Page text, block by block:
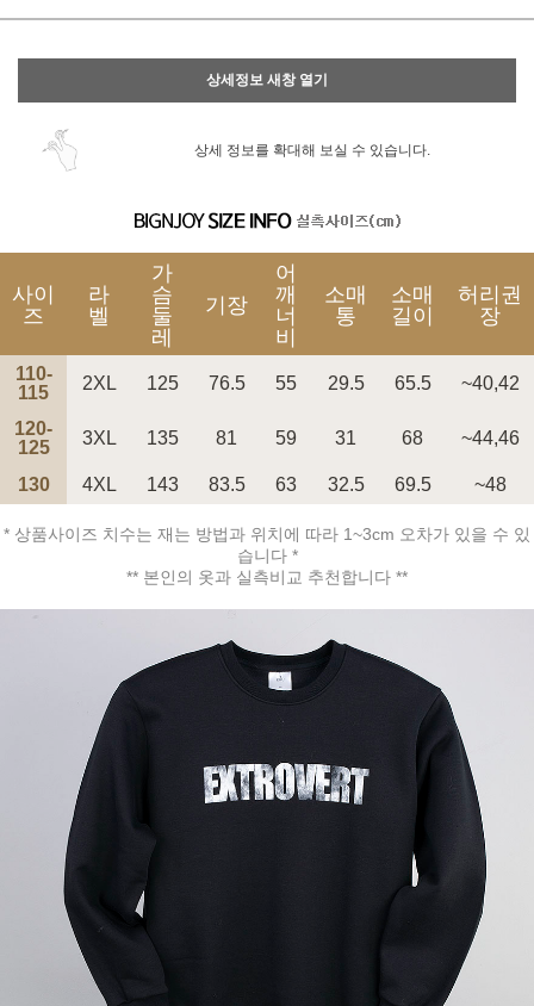
상세정보 새창 열기
상세 정보를 확대해 보실 수 있습니다.
사이
즈
라
벨
가
슴
둘
레
기장
어
깨
너
비
소매
통
소매
길이
허리권
장
110-
115
2XL 125 76.5 55 29.5 65.5 ~40,42
120-
125
3XL 135 81 59 31 68 ~44,46
130 4XL 143 83.5 63 32.5 69.5 ~48
* 상품사이즈 치수는 재는 방법과 위치에 따라 1~3cm 오차가 있을 수 있
습니다 *
** 본인의 옷과 실측비교 추천합니다 **